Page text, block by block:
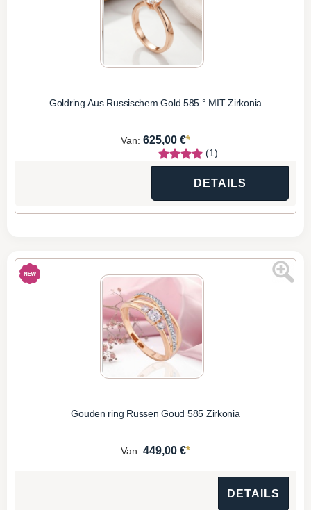
Goldring Aus Russischem Gold 585 ° MIT Zirkonia
Van: 625,00 €*
(1)
DETAILS
Gouden ring Russen Goud 585 Zirkonia
Van: 449,00 €*
DETAILS